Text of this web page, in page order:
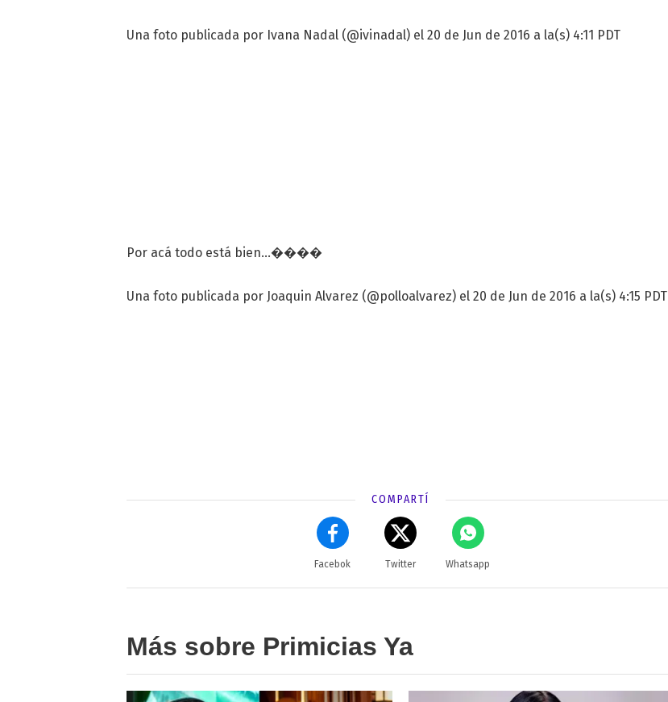
Una foto publicada por Ivana Nadal (@ivinadal) el 20 de Jun de 2016 a la(s) 4:11 PDT
Por acá todo está bien...����
Una foto publicada por Joaquin Alvarez (@polloalvarez) el 20 de Jun de 2016 a la(s) 4:15 PDT
COMPARTÍ
Facebok Twitter Whatsapp
Más sobre Primicias Ya